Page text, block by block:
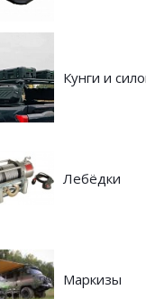
Кунги и
Лебёдки
Маркизы